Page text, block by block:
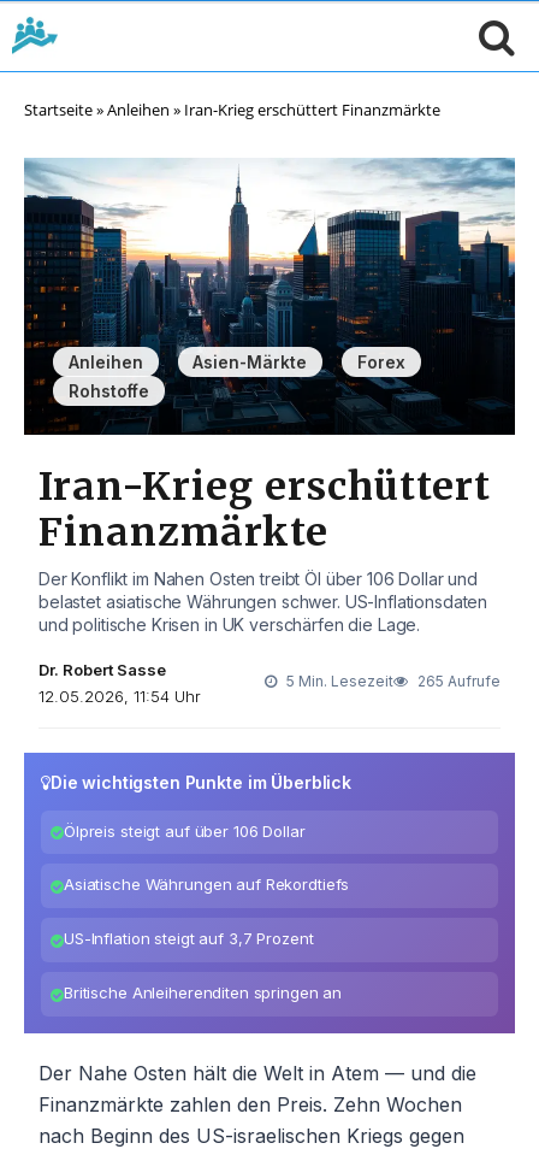
Startseite»Anleihen » Iran-Krieg erschüttert Finanzmärkte
Anleihen , Asien-Märkte , Forex
Rohstoffe
Iran-Krieg erschüttert
Finanzmärkte
Der Konflikt im Nahen Osten treibt Öl über 106 Dollar und
belastet asiatische Währungen schwer. US-Inflationsdaten
und politische Krisen in UK verschärfen die Lage.
Dr. Robert Sasse
12.05.2026, 11:54 Uhr
5 Min. Lesezeit 265 Aufrufe
Die wichtigsten Punkte im Überblick
Ölpreis steigt auf über 106 Dollar
Asiatische Währungen auf Rekordtiefs
US-Inflation steigt auf 3,7 Prozent
Britische Anleiherenditen springen an
Der Nahe Osten hält die Welt in Atem — und die
Finanzmärkte zahlen den Preis. Zehn Wochen
nach Beginn des US-israelischen Kriegs gegen